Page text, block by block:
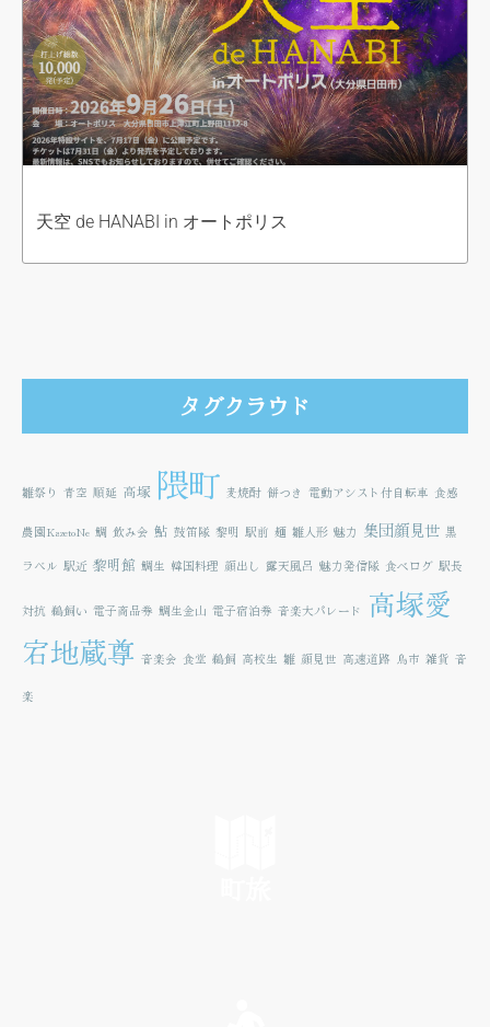
天空 de HANABI in オートポリス
タグクラウド
雛祭り 青空 順延 高塚 隈町 麦焼酎 餅つき 電動アシスト付自転車 食感
農園KazetoNe 鯛 飲み会 鮎 鼓笛隊 黎明 駅前 麺 雛人形 魅力 集団顔見世 黒
ラベル 駅近 黎明館 鯛生 韓国料理 顔出し 露天風呂 魅力発信隊 食べログ 駅長
対抗 鵜飼い 電子商品券 鯛生金山 電子宿泊券 音楽大パレード
高塚愛
宕地蔵尊 音楽会 食堂 鵜飼 高校生 雛 顔見世 高速道路 鳥市 雑貨 音
楽